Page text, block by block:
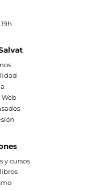
Web
y cursos